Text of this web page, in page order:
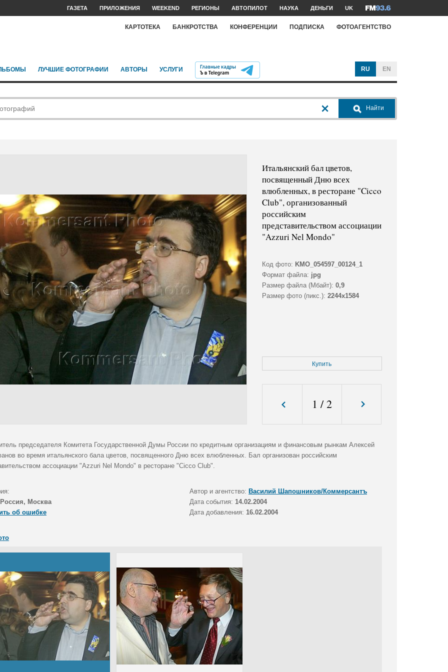
ГАЗЕТА ПРИЛОЖЕНИЯ WEEKEND РЕГИОНЫ АВТОПИЛОТ НАУКА ДЕНЬГИ UK
КАРТОТЕКА БАНКРОТСТВА КОНФЕРЕНЦИИ ПОДПИСКА ФОТОАГЕНТСТВО
ЛУЧШИЕ ФОТОГРАФИИ АВТОРЫ УСЛУГИ RU EN
Найти
Итальянский бал цветов,
посвященный Дню всех
влюбленных, в ресторане "Cicco
Club", организованный
российским
представительством ассоциации
"Azzuri Nel Mondo"
Код фото: KMO_054597_00124_1
Формат файла: jpg
Размер файла (Мбайт): 0,9
Размер фото (пикс.): 2244x1584
Купить
1 /2
председателя Комитета Государственной Думы России по кредитным организациям и финансовым рынкам Алексей
во время итальянского бала цветов, посвященного Дню всех влюбленных. Бал организован российским
ассоциации "Azzuri Nel Mondo" в ресторане "Cicco Club".
Автор и агентство: Василий Шапошников/Коммерсантъ
Россия, Москва Дата события: 14.02.2004
об ошибке
Дата добавления: 16.02.2004